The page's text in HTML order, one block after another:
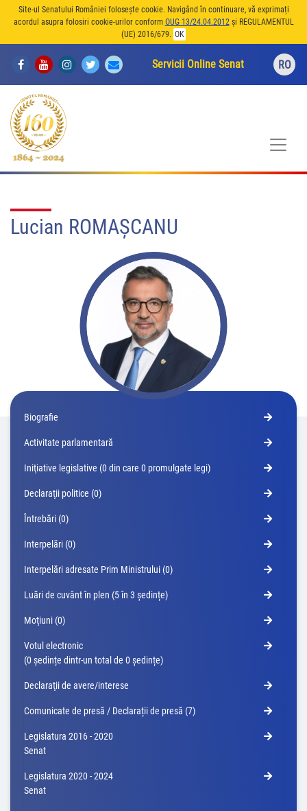
Site-ul Senatului României folosește cookie. Navigând în continuare, vă exprimați
acordul asupra folosiri cookie-urilor conform OUG 13/24.04.2012și REGULAMENTUL
(UE) 2016/679. OK
Servicii Online Senat RO
Lucian ROMAȘCANU
Biografie
Activitate parlamentară
Iniţiative legislative (0 din care 0 promulgate legi)
Declaraţii politice (0)
Întrebări (0)
Interpelări (0)
Interpelări adresate Prim Ministrului (0)
Luări de cuvânt în plen (5 în 3 ședințe)
Moţiuni (0)
Votul electronic
(0 ședințe dintr-un total de 0 ședințe)
Declaraţii de avere/interese
Comunicate de presă / Declarații de presă (7)
Legislatura 2016 - 2020
Senat
Legislatura 2020 - 2024
Senat